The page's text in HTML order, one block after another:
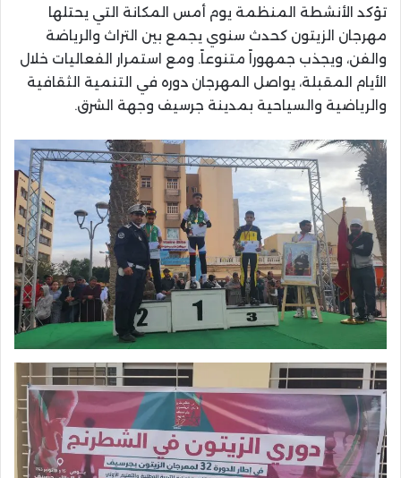
تؤكد الأنشطة المنظمة يوم أمس المكانة التي يحتلها
مهرجان الزيتون كحدث سنوي يجمع بين التراث والرياضة
والفن، ويجذب جمهوراً متنوعاً. ومع استمرار الفعاليات خلال
الأيام المقبلة، يواصل المهرجان دوره في التنمية الثقافية
والرياضية والسياحية بمدينة جرسيف وجهة الشرق.